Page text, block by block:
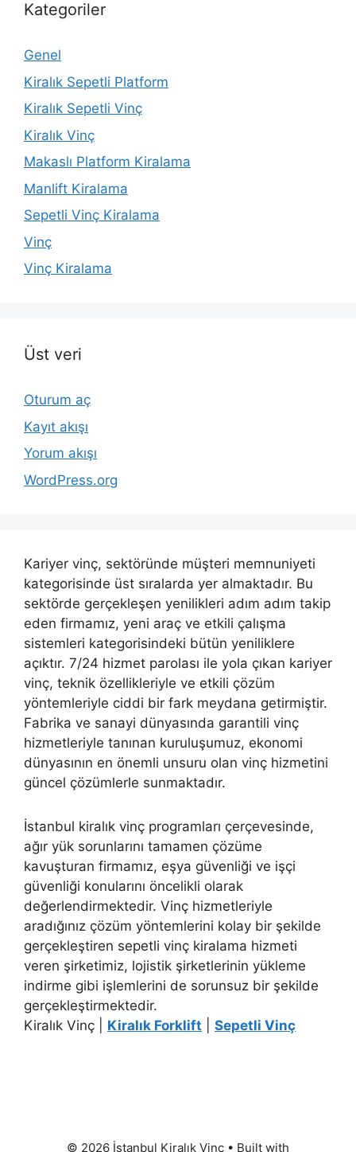
Kategoriler
Genel
Kiralık Sepetli Platform
Kiralık Sepetli Vinç
Kiralık Vinç
Makaslı Platform Kiralama
Manlift Kiralama
Sepetli Vinç Kiralama
Vinç
Vinç Kiralama
Üst veri
Oturum aç
Kayıt akışı
Yorum akışı
WordPress.org
Kariyer vinç, sektöründe müşteri memnuniyeti
kategorisinde üst sıralarda yer almaktadır. Bu
sektörde gerçekleşen yenilikleri adım adım takip
eden firmamız, yeni araç ve etkili çalışma
sistemleri kategorisindeki bütün yeniliklere
açıktır. 7/24 hizmet parolası ile yola çıkan kariyer
vinç, teknik özellikleriyle ve etkili çözüm
yöntemleriyle ciddi bir fark meydana getirmiştir.
Fabrika ve sanayi dünyasında garantili vinç
hizmetleriyle tanınan kuruluşumuz, ekonomi
dünyasının en önemli unsuru olan vinç hizmetini
güncel çözümlerle sunmaktadır.
İstanbul kiralık vinç programları çerçevesinde,
ağır yük sorunlarını tamamen çözüme
kavuşturan firmamız, eşya güvenliği ve işçi
güvenliği konularını öncelikli olarak
değerlendirmektedir. Vinç hizmetleriyle
aradığınız çözüm yöntemlerini kolay bir şekilde
gerçekleştiren sepetli vinç kiralama hizmeti
veren şirketimiz, lojistik şirketlerinin yükleme
indirme gibi işlemlerini de sorunsuz bir şekilde
gerçekleştirmektedir.
Kiralık Vinç | Kiralık Forklift Sepetli Vinç
© 2026 İstanbul Kiralık Vinç • Built with